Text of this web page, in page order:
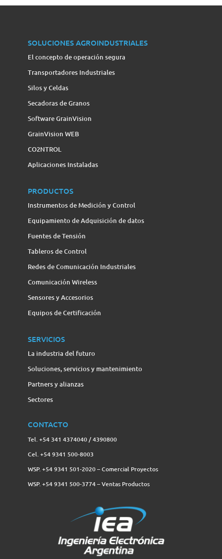
SOLUCIONES AGROINDUSTRIALES
El concepto de operación segura
Transportadores Industriales
Silos y Celdas
Secadoras de Granos
Software GrainVision
GrainVision WEB
CO2NTROL
Aplicaciones Instaladas
PRODUCTOS
Instrumentos de Medición y Control
Equipamiento de Adquisición de datos
Fuentes de Tensión
Tableros de Control
Redes de Comunicación Industriales
Comunicación Wireless
Sensores y Accesorios
Equipos de Certificación
SERVICIOS
La industria del futuro
Soluciones, servicios y mantenimiento
Partners y alianzas
Sectores
CONTACTO
Tel. +54 341 4374040 / 4390800
Cel. +54 9341 500-8003
WSP. +54 9341 501-2020 – Comercial Proyectos
WSP. +54 9341 500-3774‬ – Ventas Productos